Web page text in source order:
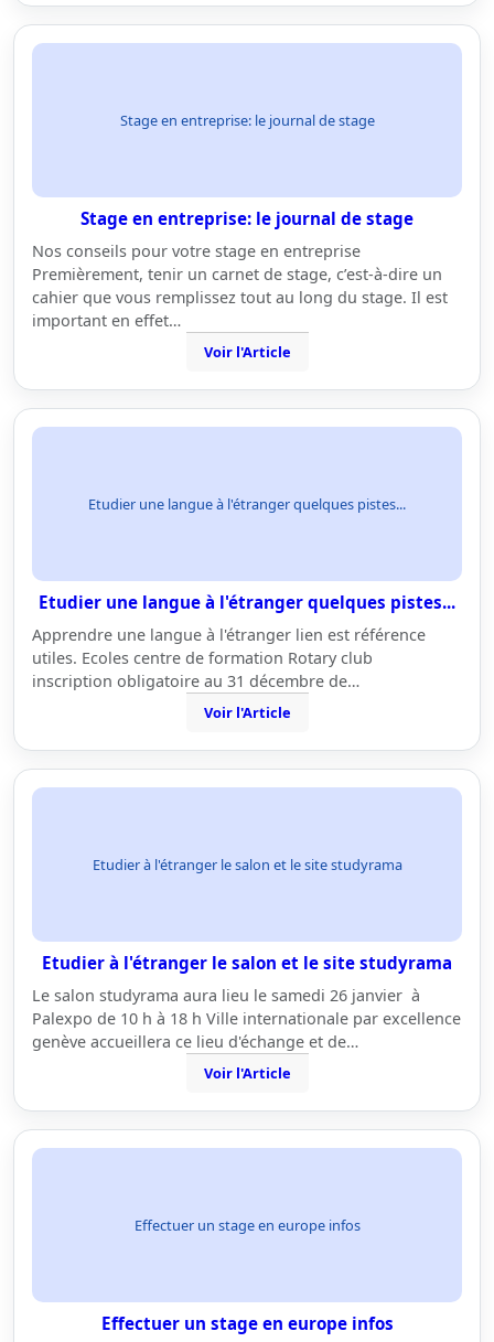
Stage en entreprise: le journal de stage
Stage en entreprise: le journal de stage
Nos conseils pour votre stage en entreprise
Premièrement, tenir un carnet de stage, c’est-à-dire un
cahier que vous remplissez tout au long du stage. Il est
important en effet…
Voir l'Article
Etudier une langue à l'étranger quelques pistes...
Etudier une langue à l'étranger quelques pistes...
Apprendre une langue à l'étranger lien est référence
utiles. Ecoles centre de formation Rotary club
inscription obligatoire au 31 décembre de…
Voir l'Article
Etudier à l'étranger le salon et le site studyrama
Etudier à l'étranger le salon et le site studyrama
Le salon studyrama aura lieu le samedi 26 janvier à
Palexpo de 10 h à 18 h Ville internationale par excellence
genève accueillera ce lieu d'échange et de…
Voir l'Article
Effectuer un stage en europe infos
Effectuer un stage en europe infos